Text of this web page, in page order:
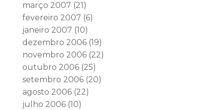
março 2007 (21)
fevereiro 2007 (6)
janeiro 2007 (10)
dezembro 2006(19)
novembro 2006(22)
outubro 2006(25)
setembro 2006(20)
agosto 2006(22)
julho 2006(10)